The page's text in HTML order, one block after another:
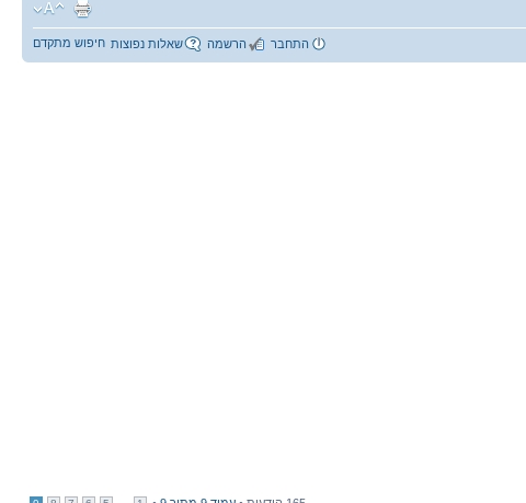
חיפוש מתקדם שאלות נפוצות הרשמה התחבר